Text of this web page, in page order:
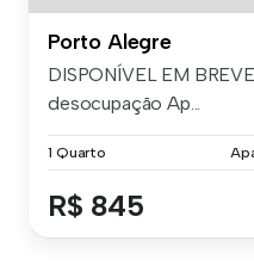
Porto Alegre
DISPONÍVEL EM
desocupação Ap...
1 Quarto
R$ 845